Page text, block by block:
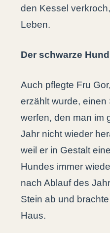
den Kessel
Leben.
Der schwarze Hund
Auch pflegte Fru
erzählt wurde,
werfen, den man im
Jahr nicht wieder
weil er in Gestalt
Hundes immer
nach Ablauf des
Stein ab und
Haus.